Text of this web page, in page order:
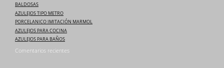
BALDOSAS
AZULEJOS TIPO METRO
PORCELANICO IMITACIÓN MARMOL
AZULEJOS PARA COCINA
AZULEJOS PARA BAÑOS
Comentarios recientes